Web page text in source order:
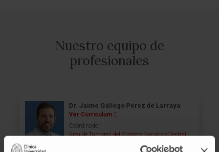
Nuestro equipo de
profesionales
Dr. Jaime Gállego Pérez de Larraya
Ver Curriculum
Coordinador
Área de Tumores del Sistema Nervioso Central